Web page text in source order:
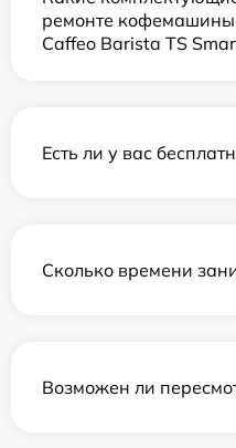
ремонте
Caffeo Barista TS
Есть ли у вас
Сколько времени
Возможен ли